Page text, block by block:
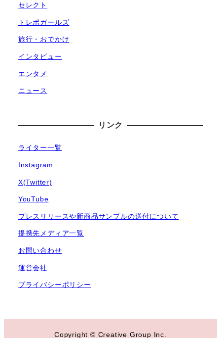
セレクト
トレポガールズ
旅行・おでかけ
インタビュー
エンタメ
ニュース
リンク
ライター一覧
Instagram
X(Twitter)
YouTube
プレスリリースや新商品サンプルの送付について
提携先メディア一覧
お問い合わせ
運営会社
プライバシーポリシー
Copyright © Creative Group Inc.